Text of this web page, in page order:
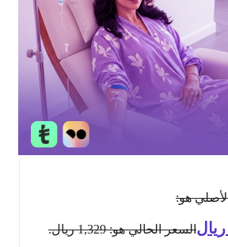
هو:
السعر الحالي هو: 1,329 ريال.